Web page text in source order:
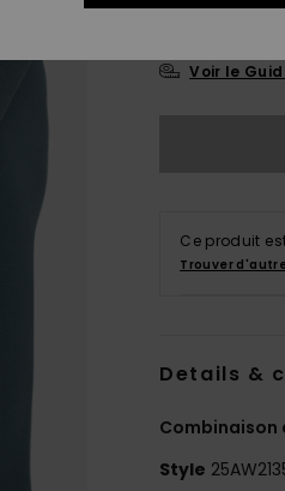
L XL
Voir le
Ce produit
Trouver
Details &
Combinaison
Style